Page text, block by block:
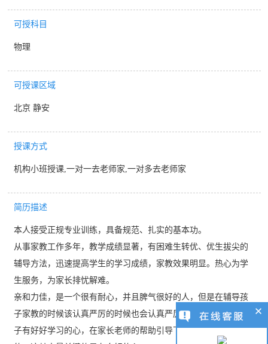
可授科目
物理
可授课区域
北京 静安
授课方式
机构小班授课,一对一去老师家,一对多去老师家
简历描述
本人接受正规专业训练，具备规范、扎实的基本功。
从事家教工作多年，教学成绩显著，有困难生转优、优生拔尖的
辅导方法，迅速提高学生的学习成绩，家教效果明显。热心为学
生服务，为家长排忧解难。
亲和力佳，是一个很有耐心，并且脾气很好的人，但是在辅导孩
子家教的时候该认真严厉的时候也会认真严厉。我觉得，只要孩
子有好好学习的心，在家长老师的帮助引导下，是能取得好成绩